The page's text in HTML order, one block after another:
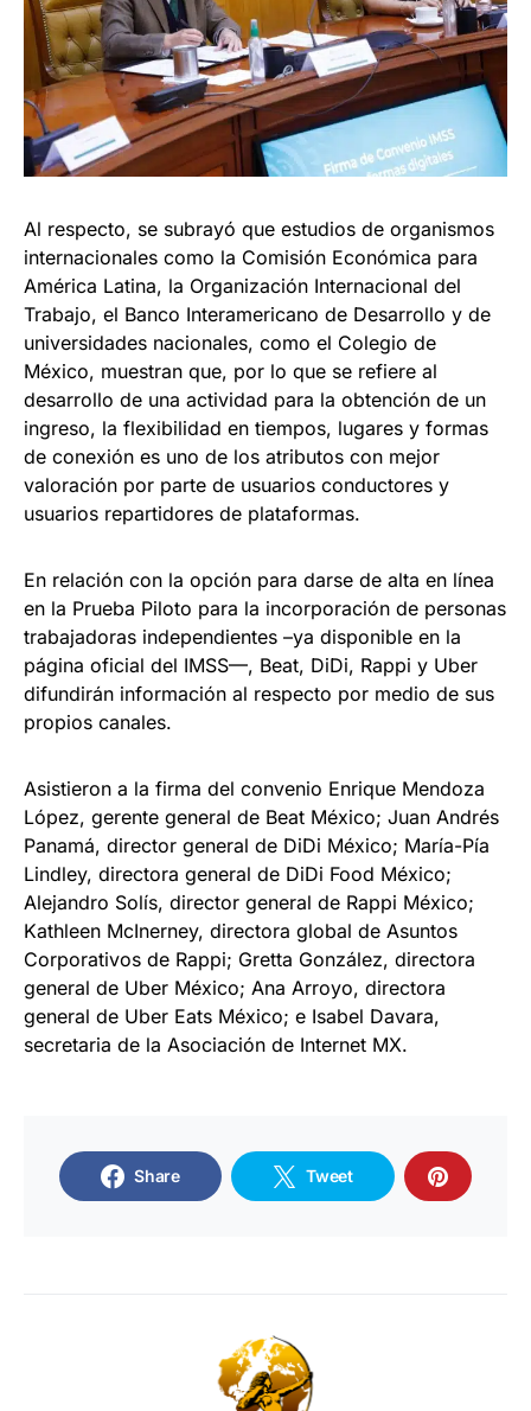
Al respecto, se subrayó que estudios de organismos
internacionales como la Comisión Económica para
América Latina, la Organización Internacional del
Trabajo, el Banco Interamericano de Desarrollo y de
universidades nacionales, como el Colegio de
México, muestran que, por lo que se refiere al
desarrollo de una actividad para la obtención de un
ingreso, la flexibilidad en tiempos, lugares y formas
de conexión es uno de los atributos con mejor
valoración por parte de usuarios conductores y
usuarios repartidores de plataformas.
En relación con la opción para darse de alta en línea
en la Prueba Piloto para la incorporación de personas
trabajadoras independientes –ya disponible en la
página oficial del IMSS—, Beat, DiDi, Rappi y Uber
difundirán información al respecto por medio de sus
propios canales.
Asistieron a la firma del convenio Enrique Mendoza
López, gerente general de Beat México; Juan Andrés
Panamá, director general de DiDi México; María-Pía
Lindley, directora general de DiDi Food México;
Alejandro Solís, director general de Rappi México;
Kathleen McInerney, directora global de Asuntos
Corporativos de Rappi; Gretta González, directora
general de Uber México; Ana Arroyo, directora
general de Uber Eats México; e Isabel Davara,
secretaria de la Asociación de Internet MX.
Share Tweet